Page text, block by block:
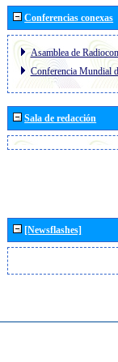
Conferencias conexas
Asamblea de
Conferencia Mundial
Sala de redacción
[Newsflashes]